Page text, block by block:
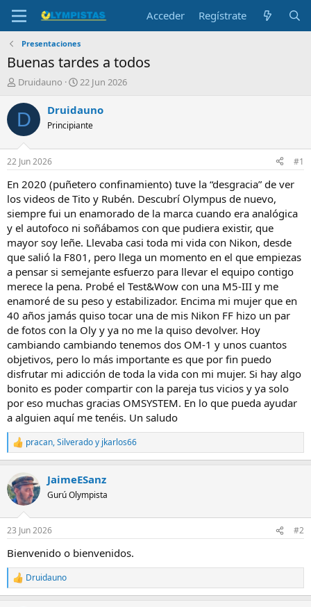
Acceder Regístrate
Presentaciones
Buenas tardes a todos
I
i
a
d
o
r
e
l
t
e
m
a
Druidauno
F
c
a
i
n
i
c
i
o
22 Jun 2026
D Druidauno
Principiante
22 Jun 2026 #1
En 2020 (puñetero confinamiento) tuve la “desgracia” de ver
los videos de Tito y Rubén. Descubrí Olympus de nuevo,
siempre fui un enamorado de la marca cuando era analógica
y el autofoco ni soñábamos con que pudiera existir, que
mayor soy leñe. Llevaba casi toda mi vida con Nikon, desde
que salió la F801, pero llega un momento en el que empiezas
a pensar si semejante esfuerzo para llevar el equipo contigo
merece la pena. Probé el Test&Wow con una M5-III y me
enamoré de su peso y estabilizador. Encima mi mujer que en
40 años jamás quiso tocar una de mis Nikon FF hizo un par
de fotos con la Oly y ya no me la quiso devolver. Hoy
cambiando cambiando tenemos dos OM-1 y unos cuantos
objetivos, pero lo más importante es que por fin puedo
disfrutar mi adicción de toda la vida con mi mujer. Si hay algo
bonito es poder compartir con la pareja tus vicios y ya solo
por eso muchas gracias OMSYSTEM. En lo que pueda ayudar
a alguien aquí me tenéis. Un saludo
R
e
c
c
i
e
:
pracan,Silveradoy jkarlos66
JaimeESanz
Gurú Olympista
23 Jun 2026 #2
Bienvenido o bienvenidos.
R
e
Druidauno